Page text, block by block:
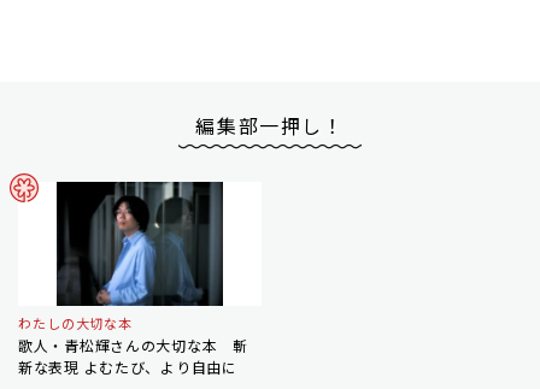
編集部一押し！
わたしの大切な本
歌人・青松輝さんの大切な本 斬
新な表現 よむたび、より自由に